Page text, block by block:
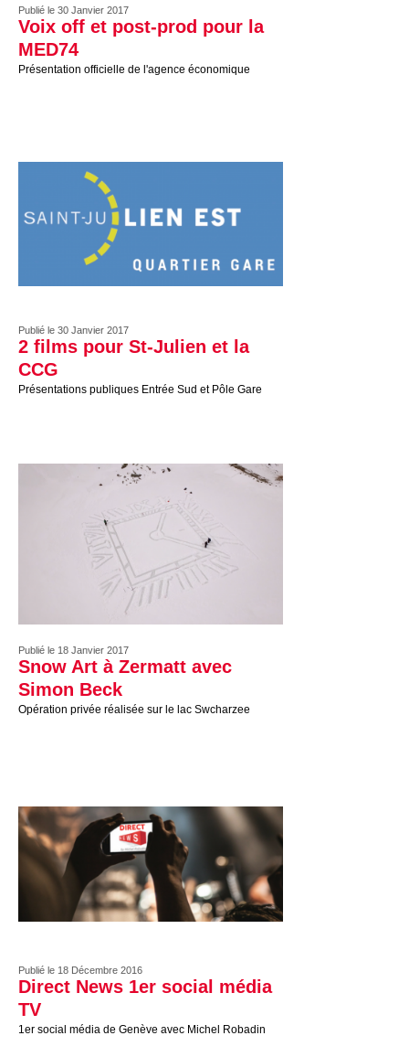
Publié le 30 Janvier 2017
Voix off et post-prod pour la
MED74
Présentation officielle de l'agence économique
Publié le 30 Janvier 2017
2 films pour St-Julien et la
CCG
Présentations publiques Entrée Sud et Pôle Gare
Publié le 18 Janvier 2017
Snow Art à Zermatt avec
Simon Beck
Opération privée réalisée sur le lac Swcharzee
Publié le 18 Décembre 2016
Direct News 1er social média
TV
1er social média de Genève avec Michel Robadin